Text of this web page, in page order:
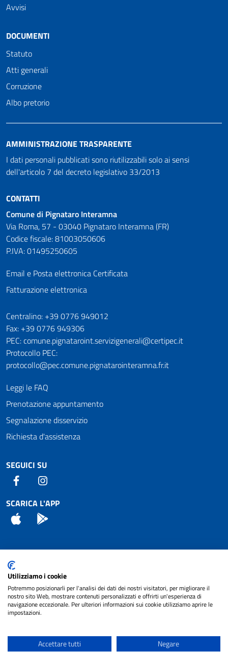
Avvisi
DOCUMENTI
Statuto
Atti generali
Corruzione
Albo pretorio
AMMINISTRAZIONE TRASPARENTE
I dati personali pubblicati sono riutilizzabili solo ai sensi
dell'articolo 7 del decreto legislativo 33/2013
CONTATTI
Comune di Pignataro Interamna
Via Roma, 57 - 03040 Pignataro Interamna (FR)
Codice fiscale: 81003050606
P.IVA: 01495250605
Email e Posta elettronica Certificata
Fatturazione elettronica
Numeri utili
Centralino: +39 0776 949012
Fax: +39 0776 949306
PEC: comune.pignataroint.servizigenerali@certipec.it
Protocollo PEC:
protocollo@pec.comune.pignatarointeramna.fr.it
Leggi le FAQ
Prenotazione appuntamento
Segnalazione disservizio
Richiesta d'assistenza
SEGUICI SU
Facebook
SCARICA L'APP
App Store
Attuazione Misure PNRR
Piano di miglioramento del sito
Note legali
cura diNET SMART
Utilizziamo i cookie
Potremmo posizionarli per l'analisi dei dati dei nostri visitatori, per migliorare il
nostro sito Web, mostrare contenuti personalizzati e offrirti un'esperienza di
navigazione eccezionale. Per ulteriori informazioni sui cookie utilizziamo aprire le
impostazioni.
Accettare tutti Negare